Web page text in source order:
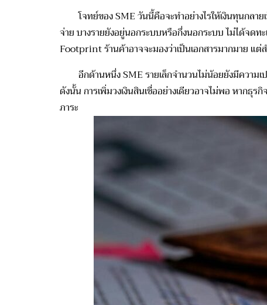
โจทย์ของ SME วันนี้คือจะทำอย่างไรให้เงินทุนกลาย
จ่าย บางรายยังอยู่นอกระบบหรือกึ่งนอกระบบ ไม่ได้จดท
Footprint ร้านค้าอาจจะมองว่าเป็นเอกสารมากมาย แต่
อีกด้านหนึ่ง SME รายเล็กจำนวนไม่น้อยยังมีความ
ดังนั้น การเพิ่มวงเงินสินเชื่ออย่างเดียวอาจไม่พอ หากธุรกิ
ภาระ